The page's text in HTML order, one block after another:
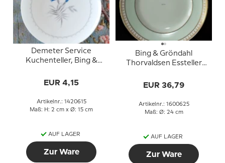
Demeter Service
Kuchenteller, Bing &
oder 615
EUR 4,15
Artikelnr.: 1420615
Maß: H: 2 cm x Ø: 15 cm
AUF LAGER
Zur Ware
Bing & Gröndahl
Thorvaldsen Essteller
EUR 36,79
Artikelnr.: 1600625
Maß: Ø: 24 cm
AUF LAGER
Zur Ware